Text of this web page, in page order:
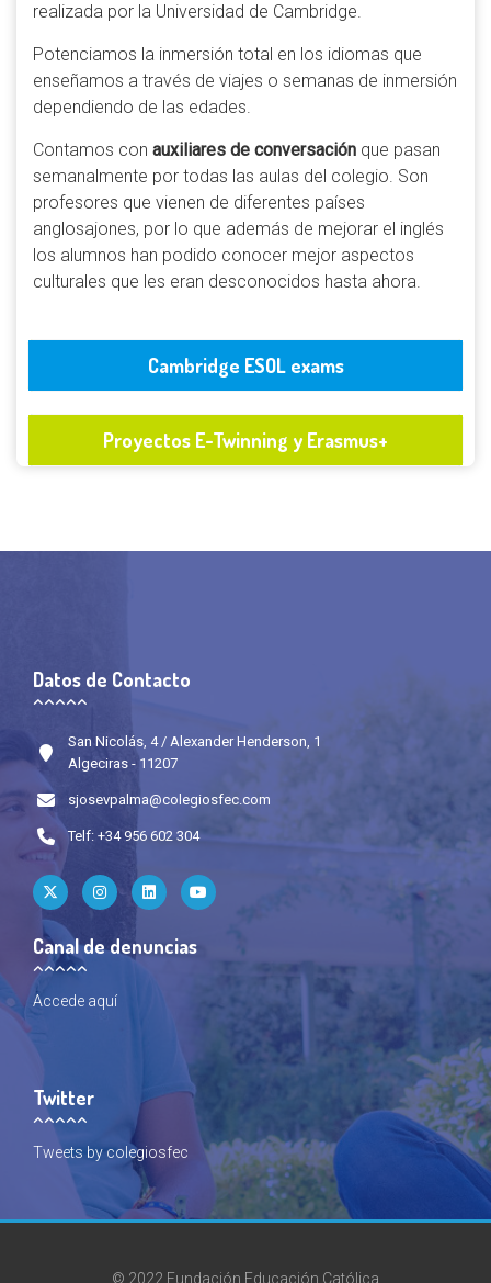
realizada por la Universidad de Cambridge.
Potenciamos la inmersión total en los idiomas que
enseñamos a través de viajes o semanas de inmersión
dependiendo de las edades.
Contamos con auxiliares de conversación que pasan
semanalmente por todas las aulas del colegio. Son
profesores que vienen de diferentes países
anglosajones, por lo que además de mejorar el inglés
los alumnos han podido conocer mejor aspectos
culturales que les eran desconocidos hasta ahora.
Cambridge ESOL exams
Proyectos E-Twinning y Erasmus+
Datos de Contacto
San Nicolás, 4 / Alexander Henderson, 1
Algeciras - 11207
sjosevpalma@colegiosfec.com
Telf: +34 956 602 304
Canal de denuncias
Accede aquí
Twitter
Tweets by colegiosfec
© 2022 Fundación Educación Católica